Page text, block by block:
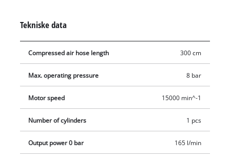
renblæsningsforsats til rengøring af arbejdsflader. Einhell-
sortimentet omfatter et bredt sortiment af praktiske
tilbehørsdele til kompressorer. Den praktiske kuffert-
sin olie- og servicefri pumpe, som kun kræver en lille
vedligeholdelsesindsats. Takket være den kompakte og lette
konstruktion er transporten enkel. Opbevaring af kuffert-
kompressoren kræver ikke meget plads. Integreret i huset
findes et opbevaringsrum til slange og blæseadapternål samt
en ekstra opbevaringsboks til adaptere. Også kabelopvikleren
Tekniske data
Compressed air hose length 300 cm
Max. operating pressure 8 bar
Motor speed 15000 min^-1
Number of cylinders 1 pcs
Output power 0 bar 165 l/min